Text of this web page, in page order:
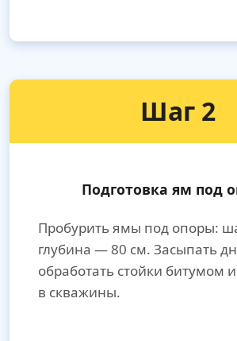
Шаг 2
Подготовка ям под
Пробурить ямы под опоры:
глубина — 80 см. Засыпать
обработать стойки битумом
в скважины.